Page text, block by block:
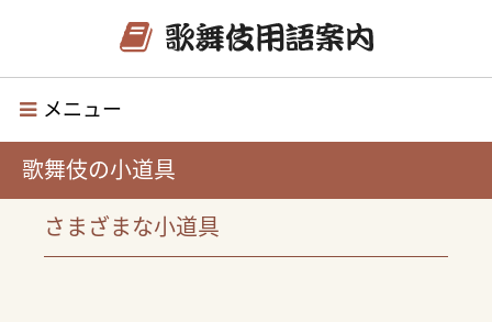
メニュー
歌舞伎の小道具
さまざまな小道具